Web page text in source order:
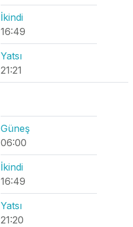
İkindi
16:49
Yatsı
21:21
Güneş
06:00
İkindi
16:49
Yatsı
21:20